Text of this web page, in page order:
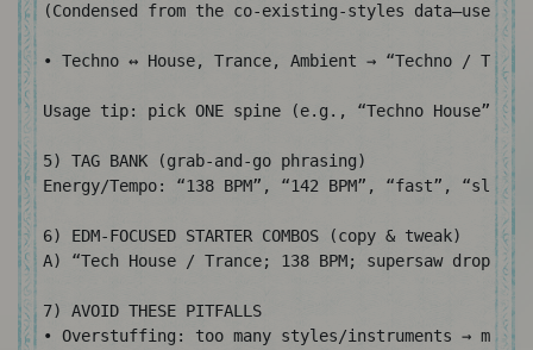
(Condensed from the co-existing-styles data—use
• Techno ↔ House, Trance, Ambient → “Techno /
Usage tip: pick ONE spine (e.g., “Techno House”)
5) TAG BANK (grab-and-go phrasing)
Energy/Tempo: “138 BPM”, “142 BPM”, “fast”,
6) EDM-FOCUSED STARTER COMBOS (copy & tweak)
A) “Tech House / Trance; 138 BPM; supersaw
7) AVOID THESE PITFALLS
• Overstuffing: too many styles/instruments →